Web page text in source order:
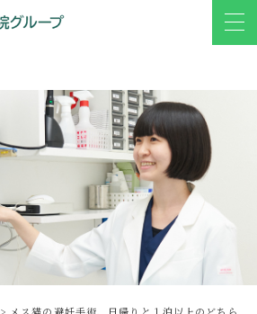
> メス猫の避妊手術、日帰りと１泊以上のどちら